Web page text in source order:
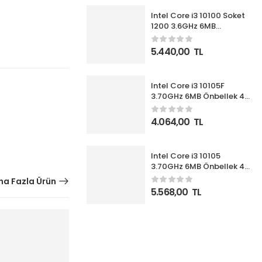
Intel Core i3 10100 Soket
1200 3.6GHz 6MB
Önbellek 4 Çekirdek 14nm
İşlemci Box UHD630 VGA
(Fanlı)
5.440,00 TL
Intel Core i3 10105F
3.70GHz 6MB Önbellek 4
Çekirdek 1200 14nm Box
İşlemci NOVGA (Fanlı)
4.064,00 TL
Intel Core i3 10105
3.70GHz 6MB Önbellek 4
Çekirdek 1200 14nm Box
İşlemci (Fanlı)
5.568,00 TL
Fazla Ürün